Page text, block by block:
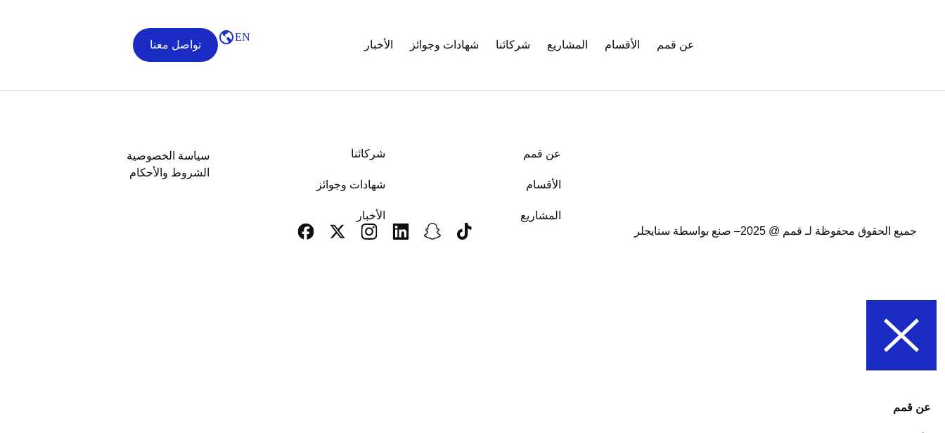
عن قمم الأقسام المشاريع شركائنا شهادات وجوائز الأخبار
EN
تواصل معنا
عن قمم
الأقسام
المشاريع
شركائنا
شهادات وجوائز
الأخبار
سياسة الخصوصية
الشروط والأحكام
جميع الحقوق محفوظة لـ قمم @ 2025 – صنع بواسطة سنايجلر
عن قمم